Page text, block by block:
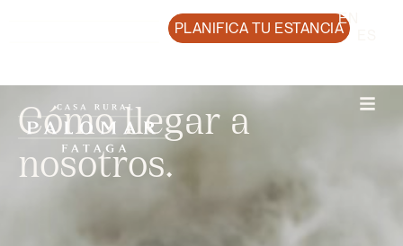
PLANIFICA TU ESTANCIA
EN
Cómo llegar a
nosotros.